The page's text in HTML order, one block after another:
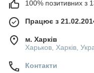
100% позитивних з
Працює з
м. Харків
Харьков, Харків,
Контакти